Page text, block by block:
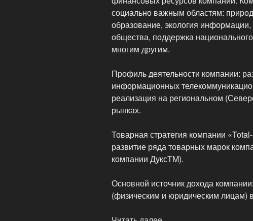
социально важным областям:
образование, экология информации,
общества, поддержка
многим другим.
Профиль деятельности компании:
информационных
реализация на региональном
рынках.
Товарная стратегия компании
развитие ряда товарных марок
компании ДуксTM).
Основной источник дохода
(физическим и юридическим лицам)